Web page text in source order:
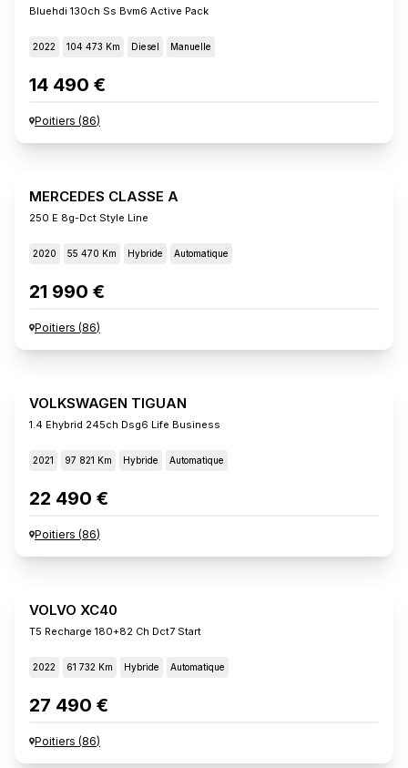
Bluehdi 130ch Ss Bvm6 Active Pack
2022 104 473 Km Diesel Manuelle
14 490 €
Poitiers (86)
MERCEDES CLASSE A
250 E 8g-Dct Style Line
2020 55 470 Km Hybride Automatique
21 990 €
Poitiers (86)
VOLKSWAGEN TIGUAN
1.4 Ehybrid 245ch Dsg6 Life Business
2021 97 821 Km Hybride Automatique
22 490 €
Poitiers (86)
VOLVO XC40
T5 Recharge 180+82 Ch Dct7 Start
2022 61 732 Km Hybride Automatique
27 490 €
Poitiers (86)